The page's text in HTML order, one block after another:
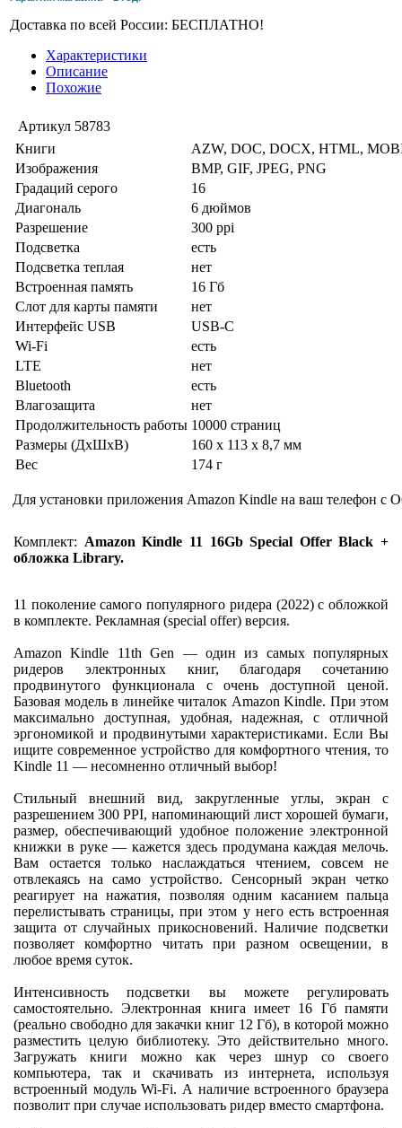
Доставка по всей России: БЕСПЛАТНО!
Характеристики
Описание
Похожие
Артикул 58783
Книги
AZW, DOC, DOCX, HTML,
Изображения
BMP, GIF, JPEG, PNG
Градаций серого
16
Диагональ
6 дюймов
Разрешение
300 ppi
Подсветка
есть
Подсветка теплая
нет
Встроенная память
16 Гб
Слот для карты памяти
нет
Интерфейс USB
USB-C
Wi-Fi
есть
LTE
нет
Bluetooth
есть
Влагозащита
нет
Продолжительность работы 10000 страниц
Размеры (ДхШхВ)
160 x 113 x 8,7 мм
Вес
174 г
Для установки приложения Amazon Kindle на ваш телефон с
Комплект: Amazon Kindle 11 16Gb Special Offer Black +
обложка Library.
11 поколение самого популярного ридера (2022) с обложкой
в комплекте. Рекламная (special offer) версия.
Amazon Kindle 11th Gen — один из самых популярных
ридеров электронных книг, благодаря сочетанию
продвинутого функционала с очень доступной ценой.
Базовая модель в линейке читалок Amazon Kindle. При этом
максимально доступная, удобная, надежная, с отличной
эргономикой и продвинутыми характеристиками. Если Вы
ищите современное устройство для комфортного чтения, то
Kindle 11 — несомненно отличный выбор!
Стильный внешний вид, закругленные углы, экран с
разрешением 300 PPI, напоминающий лист хорошей бумаги,
размер, обеспечивающий удобное положение электронной
книжки в руке — кажется здесь продумана каждая мелочь.
Вам остается только наслаждаться чтением, совсем не
отвлекаясь на само устройство. Сенсорный экран четко
реагирует на нажатия, позволяя одним касанием пальца
перелистывать страницы, при этом у него есть встроенная
защита от случайных прикосновений. Наличие подсветки
позволяет комфортно читать при разном освещении, в
любое время суток.
Интенсивность подсветки вы можете регулировать
самостоятельно. Электронная книга имеет 16 Гб памяти
(реально свободно для закачки книг 12 Гб), в которой можно
разместить целую библиотеку. Это действительно много.
Загружать книги можно как через шнур со своего
компьютера, так и скачивать из интернета, используя
встроенный модуль Wi-Fi. А наличие встроенного браузера
позволит при случае использовать ридер вместо смартфона.